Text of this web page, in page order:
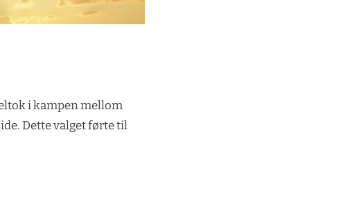
i kampen mellom
Dette valget førte til